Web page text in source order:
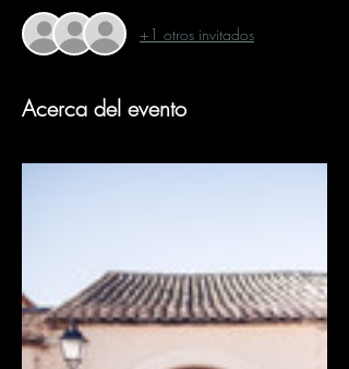
+1 otros invitados
Acerca del evento